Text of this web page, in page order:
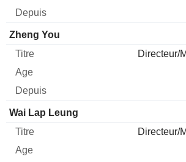
Zheng You
Directeur/
Wai Lap Leung
Directeur/